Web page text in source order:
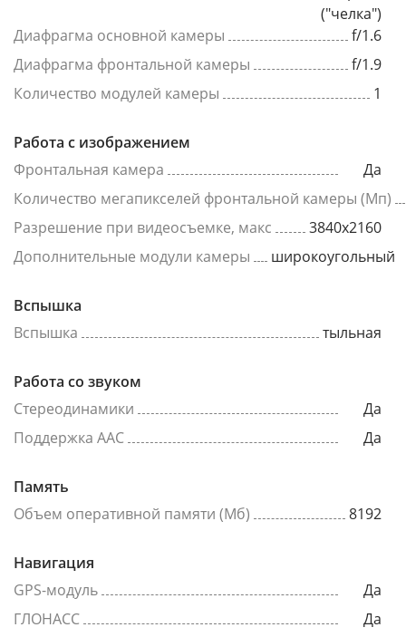
("челка")
Диафрагма основной камеры
f/1.6
Диафрагма фронтальной камеры
f/1.9
Количество модулей камеры
1
Работа с изображением
Фронтальная камера
Да
Количество мегапикселей фронтальной камеры (Мп)
Разрешение при видеосъемке, макс
3840x2160
Дополнительные модули камеры
широкоугольный
Вспышка
Вспышка
тыльная
Работа со звуком
Стереодинамики
Да
Поддержка AAC
Да
Память
Объем оперативной памяти (Мб)
8192
Навигация
GPS-модуль
Да
ГЛОНАСС
Да